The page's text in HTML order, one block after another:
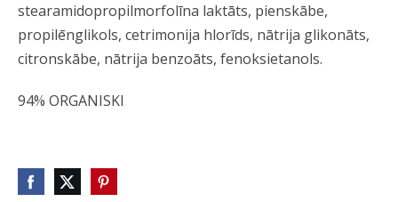
stearamidopropilmorfolīna laktāts, pienskābe,
propilēnglikols, cetrimonija hlorīds, nātrija glikonāts,
citronskābe, nātrija benzoāts, fenoksietanols.
94% ORGANISKI